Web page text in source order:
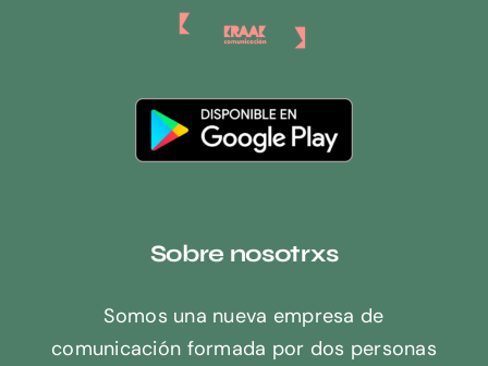
Sobre nosotrxs
Somos una nueva empresa de
comunicación formada por dos personas